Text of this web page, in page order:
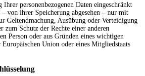
personenbezogenen Daten eingeschränkt
von ihrer Speicherung abgesehen – nur mit
Geltendmachung, Ausübung oder Verteidigung
zum Schutz der Rechte einer anderen
Person oder aus Gründen eines wichtigen
Union oder eines Mitgliedstaats